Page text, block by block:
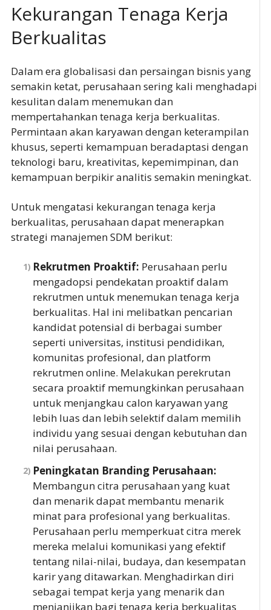
Kekurangan Tenaga Kerja
Berkualitas
Dalam era globalisasi dan persaingan bisnis yang
semakin ketat, perusahaan sering kali menghadapi
kesulitan dalam menemukan dan
mempertahankan tenaga kerja berkualitas.
Permintaan akan karyawan dengan keterampilan
khusus, seperti kemampuan beradaptasi dengan
teknologi baru, kreativitas, kepemimpinan, dan
kemampuan berpikir analitis semakin meningkat.
Untuk mengatasi kekurangan tenaga kerja
berkualitas, perusahaan dapat menerapkan
strategi manajemen SDM berikut:
Rekrutmen Proaktif: Perusahaan perlu
mengadopsi pendekatan proaktif dalam
rekrutmen untuk menemukan tenaga kerja
berkualitas. Hal ini melibatkan pencarian
kandidat potensial di berbagai sumber
seperti universitas, institusi pendidikan,
komunitas profesional, dan platform
rekrutmen online. Melakukan perekrutan
secara proaktif memungkinkan perusahaan
untuk menjangkau calon karyawan yang
lebih luas dan lebih selektif dalam memilih
individu yang sesuai dengan kebutuhan dan
nilai perusahaan.
Peningkatan Branding Perusahaan:
Membangun citra perusahaan yang kuat
dan menarik dapat membantu menarik
minat para profesional yang berkualitas.
Perusahaan perlu memperkuat citra merek
mereka melalui komunikasi yang efektif
tentang nilai-nilai, budaya, dan kesempatan
karir yang ditawarkan. Menghadirkan diri
sebagai tempat kerja yang menarik dan
menjanjikan bagi tenaga kerja berkualitas